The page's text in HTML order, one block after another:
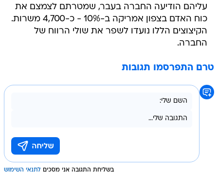
עליהם הודיעה החברה בעבר, שמטרתם לצמצם את
כוח האדם בצפון אמריקה ב-10% - כ-4,700 משרות.
הקיצוצים הללו נועדו לשפר את שולי הרווח של
החברה.
טרם התפרסמו תגובות
בשליחת התגובה אני מסכים לתנאי השימוש